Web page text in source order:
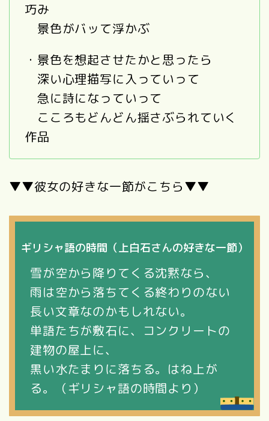
巧み
景色がバッて浮かぶ
・景色を想起させたかと思ったら
深い心理描写に入っていって
急に詩になっていって
こころもどんどん揺さぶられていく
作品
▼▼彼女の好きな一節がこちら▼▼
ギリシャ語の時間（上白石さんの好きな一節）
雪が空から降りてくる沈黙なら、
雨は空から落ちてくる終わりのない
長い文章なのかもしれない。
単語たちが敷石に、コンクリートの
建物の屋上に、
黒い水たまりに落ちる。はね上が
る。（ギリシャ語の時間より）